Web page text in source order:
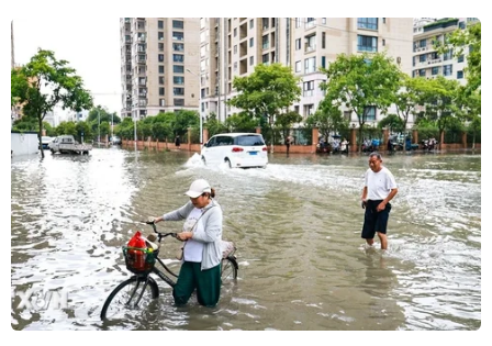
Xuất khẩu dệt may tăng 9%
trong 7 tháng năm 2025
13/08/2025 23:27
Bảy tháng năm 2025, ngành dệt may Việt Nam tiếp tục
ghi nhận tín hiệu tích cực với kim ngạch xuất khẩu đạt
trên 26,33 tỷ USD, tăng 5,3 tỷ USD (tương ứng 9%) so
cùng kỳ năm 2024.